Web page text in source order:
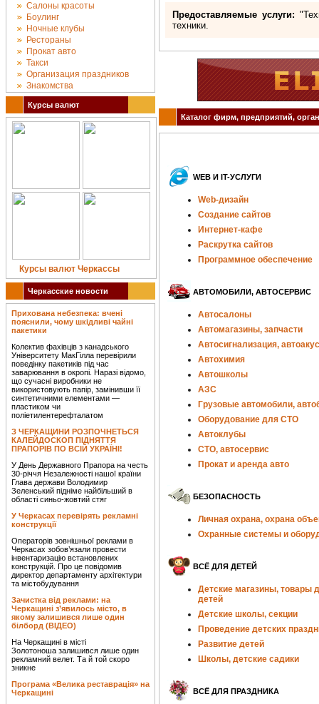
Салоны красоты
Боулинг
Ночные клубы
Рестораны
Прокат авто
Такси
Организация праздников
Знакомства
Курсы валют
Курсы валют Черкассы
Черкасские новости
Прихована небезпека: вчені
пояснили, чому шкідливі чайні
пакетики
Колектив фахівців з канадського
Університету МакГілла перевірили
поведінку пакетиків під час
заварювання в окропі. Наразі відомо,
що сучасні виробники не
використовують папір, замінивши її
синтетичними елементами —
пластиком чи
поліетилентерефталатом
З ЧЕРКАЩИНИ РОЗПОЧНЕТЬСЯ
КАЛЕЙДОСКОП ПІДНЯТТЯ
ПРАПОРІВ ПО ВСІЙ УКРАЇНІ!
У День Державного Прапора на честь
30-річчя Незалежності нашої країни
Глава держави Володимир
Зеленський підніме найбільший в
області синьо-жовтий стяг
У Черкасах перевірять рекламні
конструкції
Операторів зовнішньої реклами в
Черкасах зобов’язали провести
інвентаризацію встановлених
конструкцій. Про це повідомив
директор департаменту архітектури
та містобудування
Зачистка від реклами: на
Черкащині з’явилось місто, в
якому залишився лише один
білборд (ВІДЕО)
На Черкащині в місті
Золотоноша залишився лише один
рекламний велет. Та й той скоро
зникне
Програма «Велика реставрація» на
Черкащині
Предоставляемые услуги:
техники.
Каталог фирм, предприятий,
WEB И IT-УСЛУГИ
Web-дизайн
Создание сайтов
Интернет-кафе
Раскрутка сайтов
Программное обеспечение
АВТОМОБИЛИ, АВТОСЕРВИС
Автосалоны
Автомагазины, запчасти
Автосигнализация,
Автохимия
Автошколы
АЗС
Грузовые автомобили,
Оборудование для СТО
Автоклубы
СТО, автосервис
Прокат и аренда авто
БЕЗОПАСНОСТЬ
Личная охрана, охрана
Охранные системы и
ВСЁ ДЛЯ ДЕТЕЙ
Детские магазины, товары
детей
Детские школы, секции
Проведение детских
Развитие детей
Школы, детские садики
ВСЁ ДЛЯ ПРАЗДНИКА